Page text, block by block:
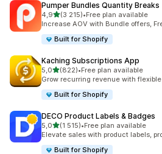
Pumper Bundles Quantity Breaks
4,9z 5 hvězd
(3 215)
Celkový počet recenzí: 3215
•Free plan available
Increase AOV with Bundle offers,
Built for Shopify
Kaching Subscriptions App
5,0z 5 hvězd
(822)
Celkový počet recenzí: 822
•Free plan available
Grow recurring revenue with
Built for Shopify
DECO Product Labels & Badges
5,0z 5 hvězd
(1 515)
Celkový počet recenzí: 1515
•Free plan available
Elevate sales with product labels,
Built for Shopify